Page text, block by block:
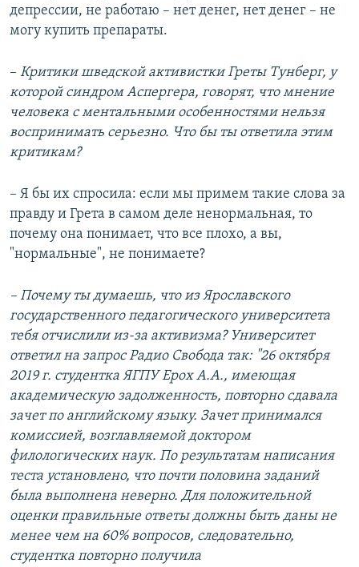
депрессии, не работаю – нет денег, нет денег – не
могу купить препараты.
– Критики шведской активистки Греты Тунберг, у
которой синдром Аспергера, говорят, что мнение
человека с ментальными особенностями нельзя
воспринимать серьезно. Что бы ты ответила этим
критикам?
– Я бы их спросила: если мы примем такие слова за
правду и Грета в самом деле ненормальная, то
почему она понимает, что все плохо, а вы,
"нормальные", не понимаете?
– Почему ты думаешь, что из Ярославского
государственного педагогического университета
тебя отчислили из-за активизма? Университет
ответил на запрос Радио Свобода так: "26 октября
2019 г. студентка ЯГПУ Ерох А.А., имеющая
академическую задолженность, повторно сдавала
зачет по английскому языку. Зачет принимался
комиссией, возглавляемой доктором
филологических наук. По результатам написания
теста установлено, что почти половина заданий
была выполнена неверно. Для положительной
оценки правильные ответы должны быть даны не
менее чем на 60% вопросов, следовательно,
студентка повторно получила